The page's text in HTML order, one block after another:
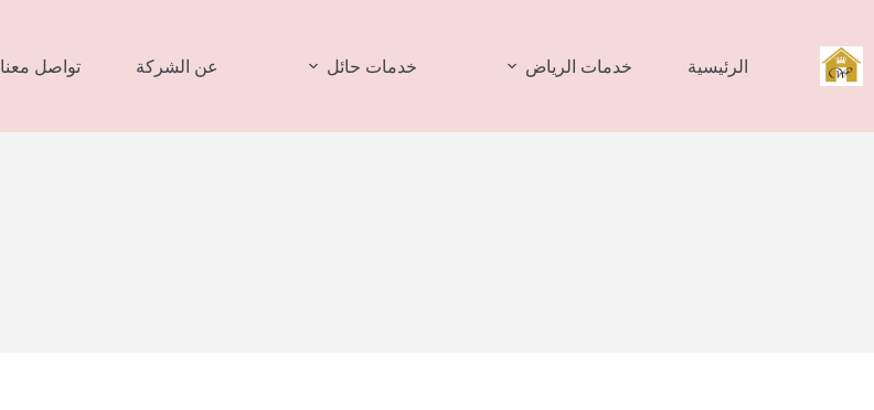
المحتوى
الرئيسية خدمات الرياض خدمات حائل عن الشركة تواصل معنا